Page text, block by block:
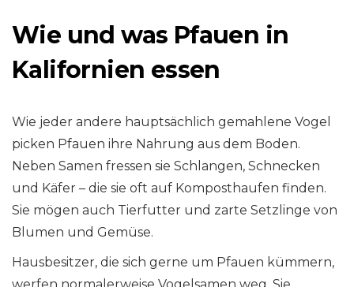
Wie und was Pfauen in
Kalifornien essen
Wie jeder andere hauptsächlich gemahlene Vogel
picken Pfauen ihre Nahrung aus dem Boden.
Neben Samen fressen sie Schlangen, Schnecken
und Käfer – die sie oft auf Komposthaufen finden.
Sie mögen auch Tierfutter und zarte Setzlinge von
Blumen und Gemüse.
Hausbesitzer, die sich gerne um Pfauen kümmern,
werfen normalerweise Vogelsamen weg. Sie